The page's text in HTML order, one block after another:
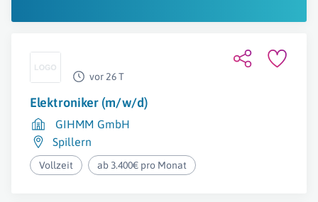
vor 26 T
Elektroniker (m/w/d)
GIHMM GmbH
Spillern
Vollzeit ab 3.400€ pro Monat